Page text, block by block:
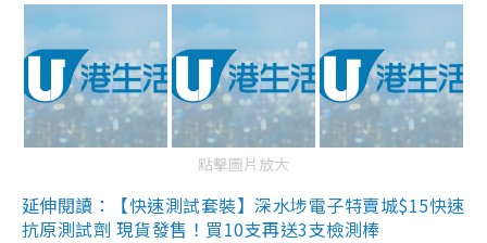
點擊圖片放大
延伸閱讀：【快速測試套裝】深水埗電子特賣城$15快速
抗原測試劑 現貨發售！買10支再送3支檢測棒